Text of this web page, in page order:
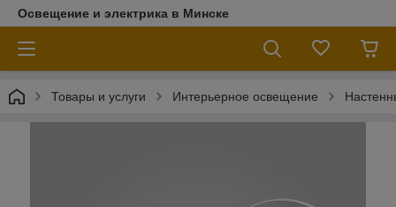
Освещение и электрика в Минске
Товары и услуги Интерьерное освещение